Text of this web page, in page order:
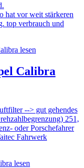
hat vor weit stärkeren
top verbrauch und
lesen
Calibra
--> gut gehendes
251,
oder Porschefahrer
Fahrwerk
lesen